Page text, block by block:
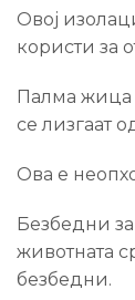
Овој
користи за
Палма жица
се лизгаат
Ова е
Безбедни за
животната
безбедни.